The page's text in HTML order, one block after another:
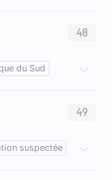
du Sud
48
l'instant.
suspectée
49